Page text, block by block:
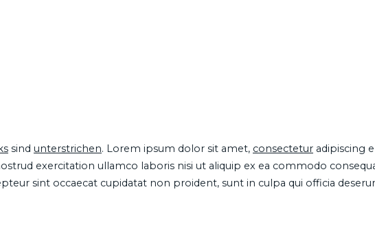
sind unterstrichen. Lorem ipsum dolor sit amet, consectetur adipiscing
exercitation ullamco laboris nisi ut aliquip ex ea commodo
sint occaecat cupidatat non proident, sunt in culpa qui officia